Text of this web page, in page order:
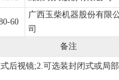
60
广西玉柴机器股份有限
司
备注
后视镜;2.可选装封闭式或局